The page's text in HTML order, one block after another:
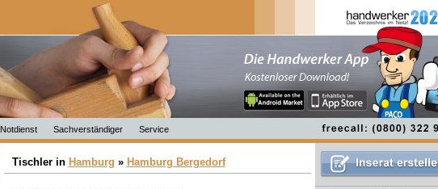
Notdienst Sachverständiger Service
Tischler in Hamburg » Hamburg Bergedorf